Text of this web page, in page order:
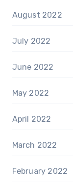
August 2022
July 2022
June 2022
May 2022
April 2022
March 2022
February 2022